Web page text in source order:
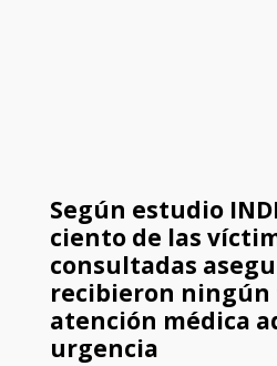
Según estudio
ciento de las
consultadas
recibieron ningún
atención médica
urgencia